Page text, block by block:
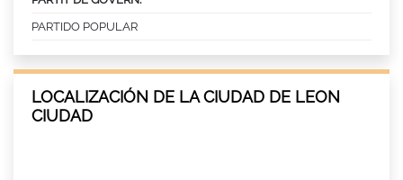
PARTIDO POPULAR
LOCALIZACIÓN DE LA CIUDAD DE LEON
CIUDAD